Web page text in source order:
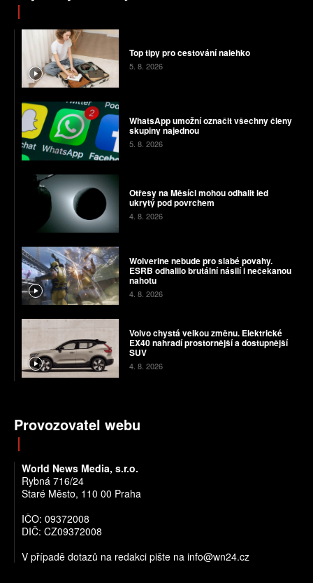
Top tipy pro cestování nalehko
5. 8. 2026
WhatsApp umožní označit všechny členy
skupiny najednou
5. 8. 2026
Otřesy na Měsíci mohou odhalit led
ukrytý pod povrchem
4. 8. 2026
Wolverine nebude pro slabé povahy.
ESRB odhalilo brutální násilí i nečekanou
nahotu
4. 8. 2026
Volvo chystá velkou změnu. Elektrické
EX40 nahradí prostornější a dostupnější
SUV
4. 8. 2026
Provozovatel webu
World News Media, s.r.o.
Rybná 716/24
Staré Město, 110 00 Praha
IČO: 09372008
DIČ: CZ09372008
V případě dotazů na redakci pište na info@wn24.cz